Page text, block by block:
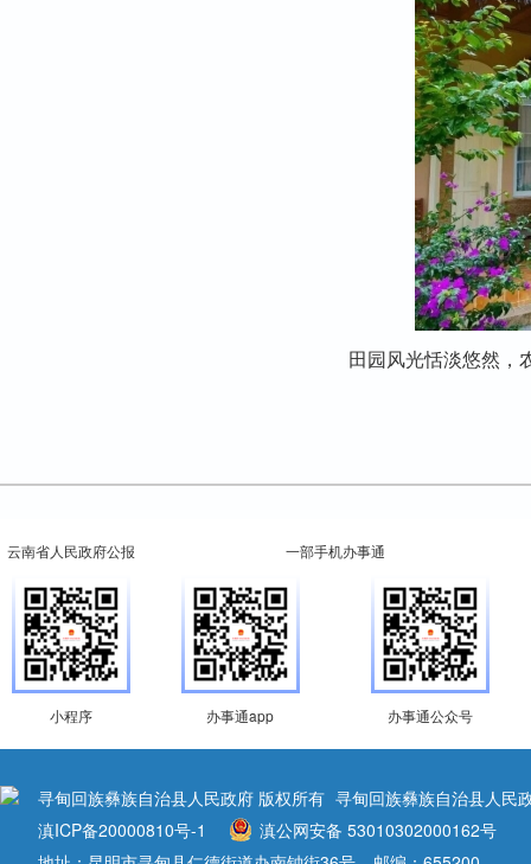
田园风光恬淡悠然，
云南省人民政府公报
小程序
一部手机办事通
办事通app 办事通公众号
寻甸回族彝族自治县人民政府 版权所有 寻甸回族彝族自治县人民
滇ICP备20000810号-1
滇公网安备 53010302000162号